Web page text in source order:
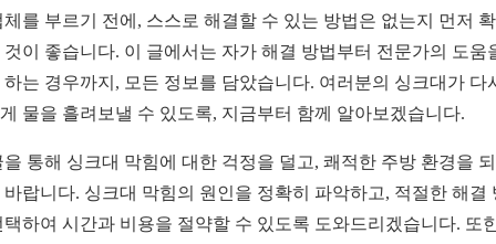
체를 부르기 전에, 스스로 해결할 수 있는 방법은 없는지 먼저
것이 좋습니다. 이 글에서는 자가 해결 방법부터 전문가의 도움
하는 경우까지, 모든 정보를 담았습니다. 여러분의 싱크대가 다
물을 흘려보낼 수 있도록, 지금부터 함께 알아보겠습니다.
을 통해 싱크대 막힘에 대한 걱정을 덜고, 쾌적한 주방 환경을
바랍니다. 싱크대 막힘의 원인을 정확히 파악하고, 적절한 해결
택하여 시간과 비용을 절약할 수 있도록 도와드리겠습니다. 또